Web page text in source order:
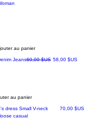
au panier
JeansPrix original
60,00 $US Prix promotionnel
58,00 $US
au panier
dress Small V-neck
casual
Prix
70,00 $US